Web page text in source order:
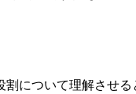
について理解させ